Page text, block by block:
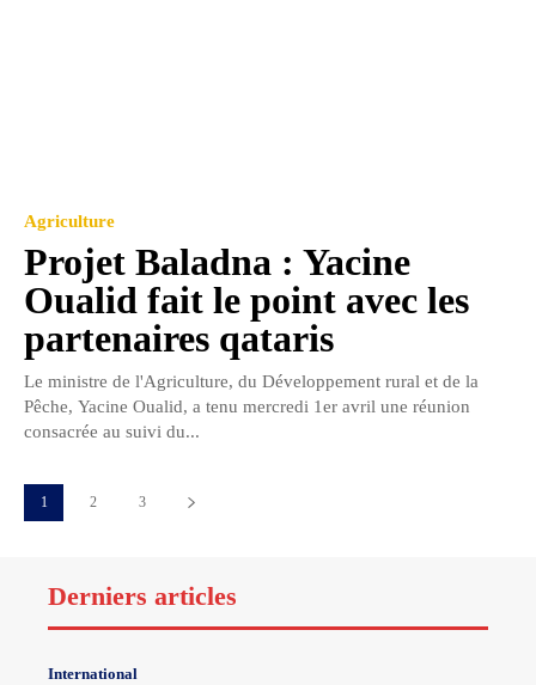
Agriculture
Projet Baladna : Yacine
Oualid fait le point avec les
partenaires qataris
Le ministre de l'Agriculture, du Développement rural et de la
Pêche, Yacine Oualid, a tenu mercredi 1er avril une réunion
consacrée au suivi du...
1 2 3
Derniers articles
International